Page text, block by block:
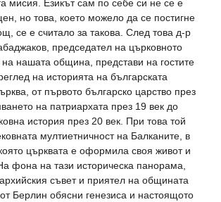
мисия. Езикът сам по себе си не се е
но това, което можело да се постигне
се е считало за такова. След това д-р
председател на църковното
на нашата община, представи на гостите
на историята на българската
от първото българско царство през
на патриархата през 19 век до
история през 20 век. При това той
мултиетничност на Балканите, в
църквата е оформила своя живот и
фона на тази историческа панорама,
съвет и приятел на общината
Берлин обясни генезиса и настоящото